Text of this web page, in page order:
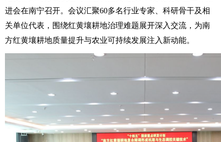
进会在南宁召开。会议汇聚60多名行业专家、科研骨干及相
关单位代表，围绕红黄壤耕地治理难题展开深入交流，为南
方红黄壤耕地质量提升与农业可持续发展注入新动能。